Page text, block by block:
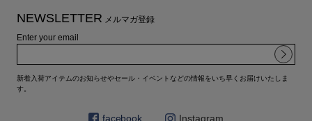
NEWSLETTER メルマガ登録
Enter your email
新着入荷アイテムのお知らせやセール・イベントなどの情報をいち早くお届けいたしま
す。
facebook Instagram